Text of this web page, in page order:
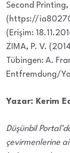
Second Printing,
(https://
(Erişim:
ZIMA, P. V.
Tübingen: A.
Entfremdung/
Yazar: Kerim
Düşünbil
çevirmenlerine